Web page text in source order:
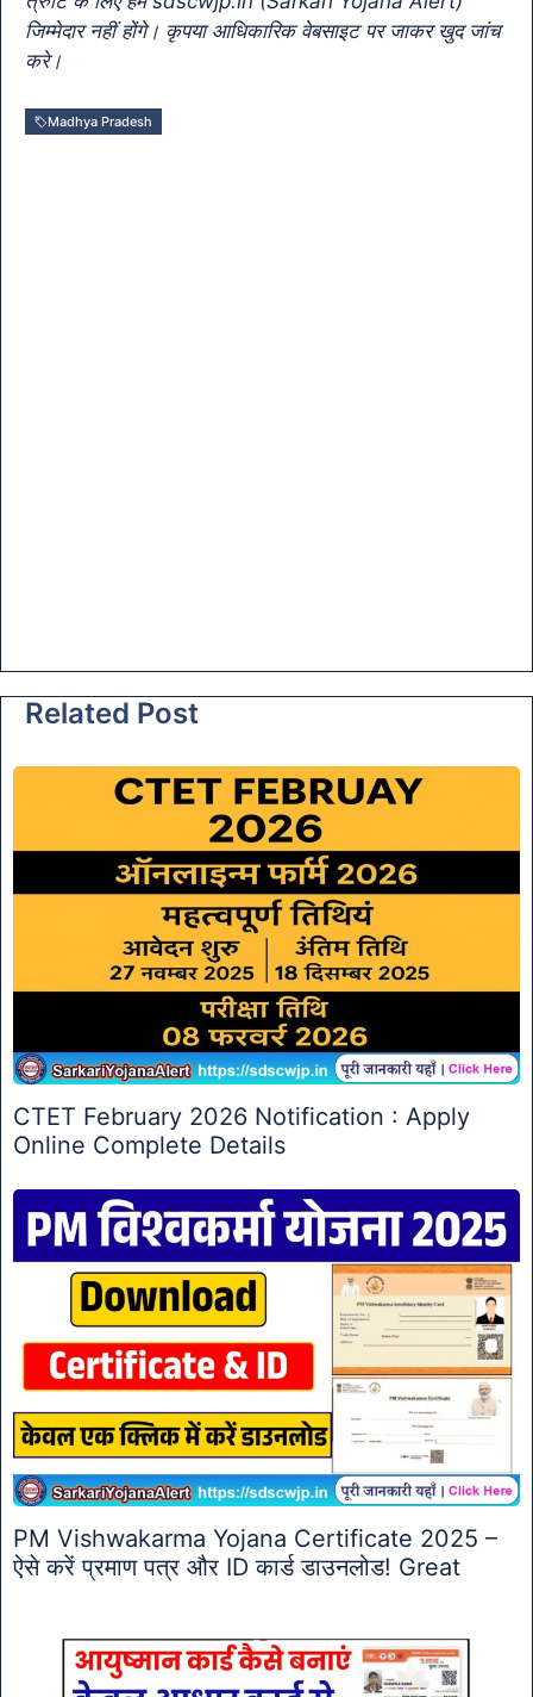
sl
जिम्मेदार नहीं होंगे। कृपया आधिकारिक वेबसाइट पर जाकर खुद जांच
करे।
Madhya Pradesh
Related Post
CTET February 2026 Notification : Apply
Online Complete Details
PM Vishwakarma Yojana Certificate 2025 –
ऐसे करें प्रमाण पत्र और ID कार्ड डाउनलोड! Great